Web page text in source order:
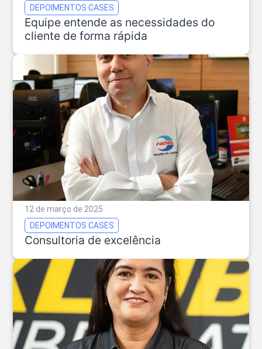
DEPOIMENTOS CASES
Equipe entende as necessidades do
cliente de forma rápida
12 de março de 2025
DEPOIMENTOS CASES
Consultoria de excelência